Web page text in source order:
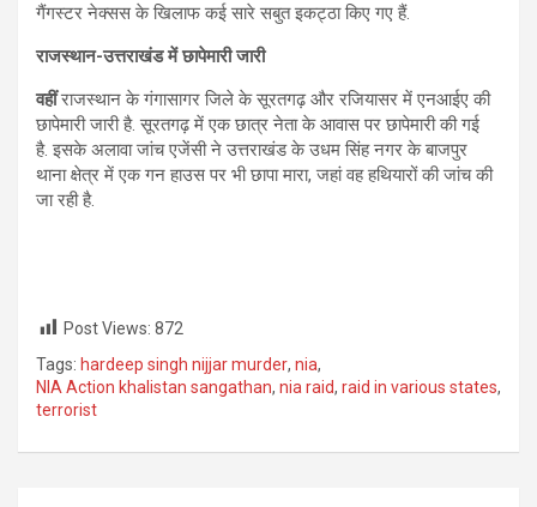
गैंगस्टर नेक्सस के खिलाफ कई सारे सबुत इकट्ठा किए गए हैं.
राजस्थान-उत्तराखंड में छापेमारी जारी
वहींराजस्थान के गंगासागर जिले के सूरतगढ़ और रजियासर में एनआईए की
छापेमारी जारी है. सूरतगढ़ में एक छात्र नेता के आवास पर छापेमारी की गई
है. इसके अलावा जांच एजेंसी ने उत्तराखंड के उधम सिंह नगर के बाजपुर
थाना क्षेत्र में एक गन हाउस पर भी छापा मारा, जहां वह हथियारों की जांच की
जा रही है.
Post Views: 872
Tags: hardeep singh nijjar murder, nia,
NIA Action khalistan sangathan, nia raid, raid in various states,
terrorist